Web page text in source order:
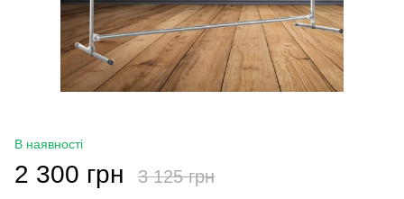
В наявності
2 300 грн 3 125 грн